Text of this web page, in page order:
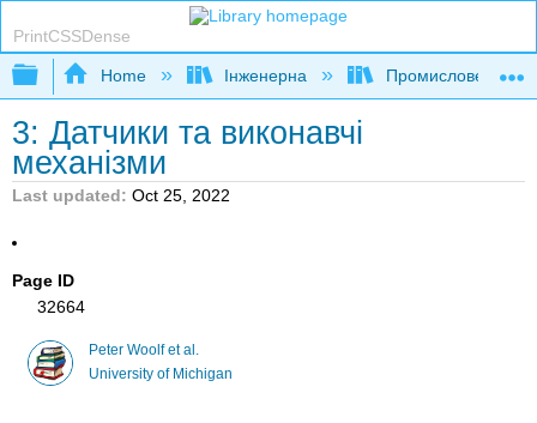
PrintCSSDense
Expand/collapse global hierarchy
Home Інженерна Промислове та
3: Датчики та виконавчі
механізми
Last updated Oct 25, 2022
Page ID
32664
Peter Woolf et al.
University of Michigan